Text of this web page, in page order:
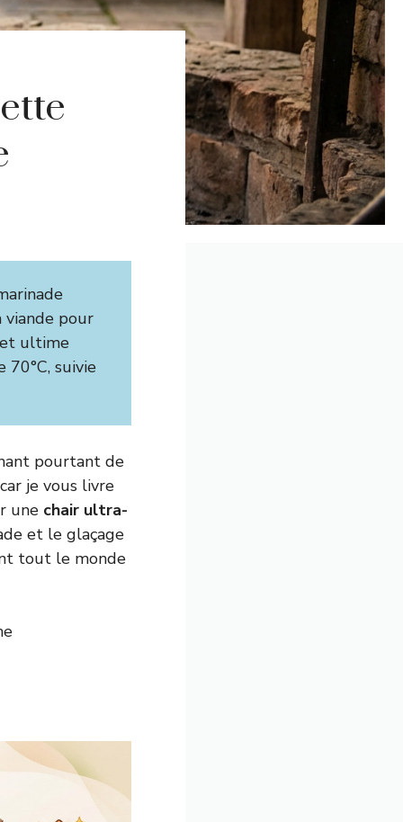
viande pour
ultime
suivie
pourtant de
je vous livre
une chair ultra-
et le glaçage
tout le monde